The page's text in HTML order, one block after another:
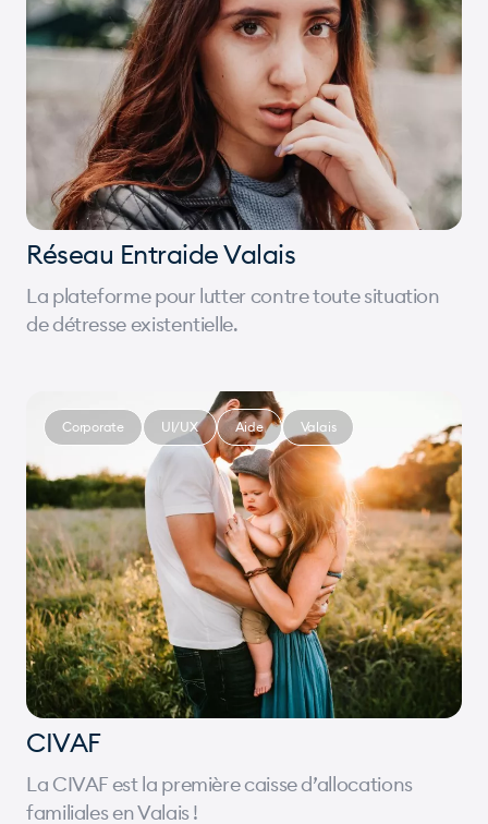
Réseau Entraide Valais
La plateforme pour lutter contre toute situation
de détresse existentielle.
CIVAF
La CIVAF est la première caisse d’allocations
familiales en Valais !
Corporate UI/UX Aide Valais